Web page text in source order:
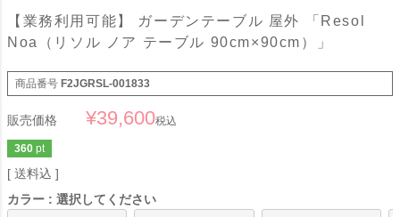
【業務利用可能】 ガーデンテーブル 屋外 「Resol
Noa（リソル ノア テーブル 90cm×90cm）」
商品番号 F2JGRSL-001833
販売価格 ¥39,600税込
360 pt
送料込
カラー
選択してください